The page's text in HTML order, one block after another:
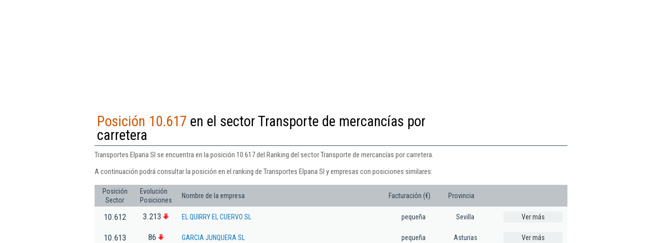
Posición 10.617 en el sector Transporte de mercancías por
carretera
Transportes Elpana Sl se encuentra en la posición 10.617 del Ranking del sector Transporte de mercancías por carretera.
A continuación podrá consultar la posición en el ranking de Transportes Elpana Sl y empresas con posiciones similares:
Posición
Sector
Evolución
Posiciones
Nombre de la empresa Facturación (€) Provincia
10.612 3.213 EL QUIRRY EL CUERVO SL pequeña Sevilla Ver más
10.613 86 GARCIA JUNQUERA SL pequeña Asturias Ver más